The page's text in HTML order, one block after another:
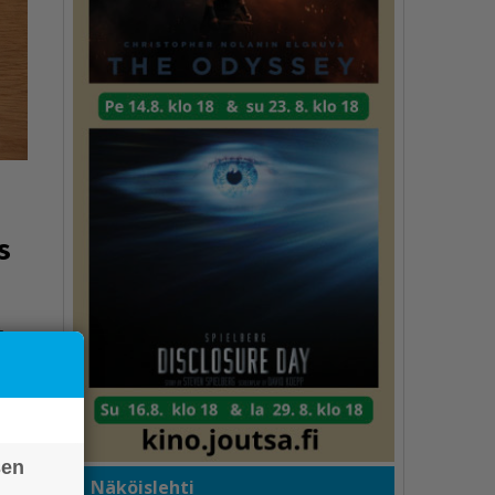
Näköislehti